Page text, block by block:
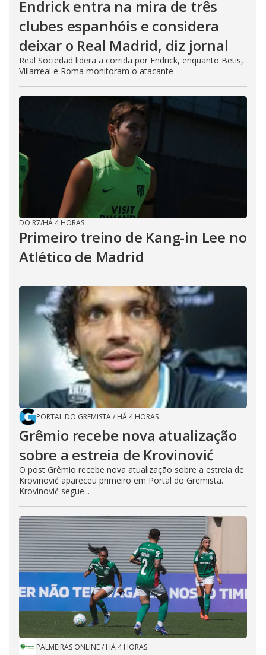
Endrick entra na mira de três
clubes espanhóis e considera
deixar o Real Madrid, diz jornal
Real Sociedad lidera a corrida por Endrick, enquanto Betis,
Villarreal e Roma monitoram o atacante
DO R7/HÁ 4 HORAS
Primeiro treino de Kang-in Lee no
Atlético de Madrid
PORTAL DO GREMISTA/ HÁ 4 HORAS
Grêmio recebe nova atualização
sobre a estreia de Krovinović
O post Grêmio recebe nova atualização sobre a estreia de
Krovinović apareceu primeiro em Portal do Gremista.
Krovinović segue...
PALMEIRAS ONLINE/ HÁ 4 HORAS